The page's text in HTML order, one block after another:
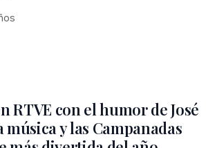
RTVE con el humor de José
y las Campanadas